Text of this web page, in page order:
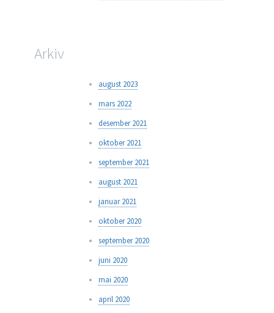
Arkiv
august 2023
mars 2022
desember 2021
oktober 2021
september 2021
august 2021
januar 2021
oktober 2020
september 2020
juni 2020
mai 2020
april 2020